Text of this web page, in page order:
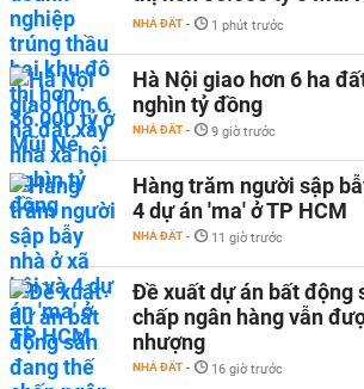
NHÀ ĐẤT - 1 phút trước
Hà Nội giao hơn 6 ha
nghìn tỷ đồng
NHÀ ĐẤT - 9 giờ trước
Hàng trăm người sập
4 dự án 'ma' ở TP HCM
NHÀ ĐẤT - 11 giờ trước
Đề xuất dự án bất động
chấp ngân hàng vẫn
nhượng
NHÀ ĐẤT - 16 giờ trước